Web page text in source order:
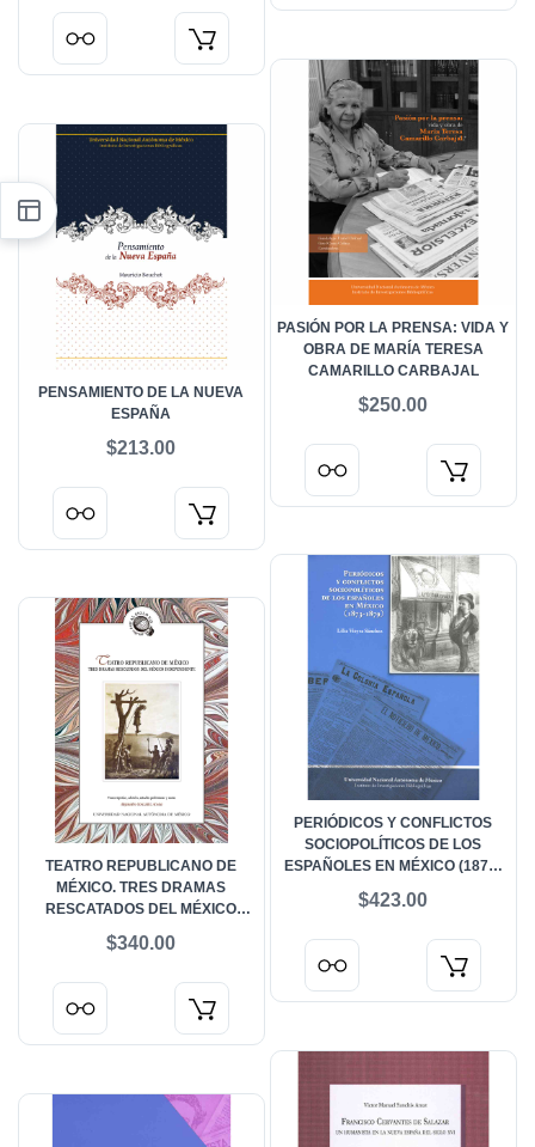
PASIÓN POR LA PRENSA: VIDA Y
OBRA DE MARÍA TERESA
CAMARILLO CARBAJAL
$250.00
PENSAMIENTO DE LA NUEVA
ESPAÑA
$213.00
PERIÓDICOS Y CONFLICTOS
SOCIOPOLÍTICOS DE LOS
ESPAÑOLES EN MÉXICO (1873-
$423.00
TEATRO REPUBLICANO DE
MÉXICO. TRES DRAMAS
RESCATADOS DEL MÉXICO
$340.00